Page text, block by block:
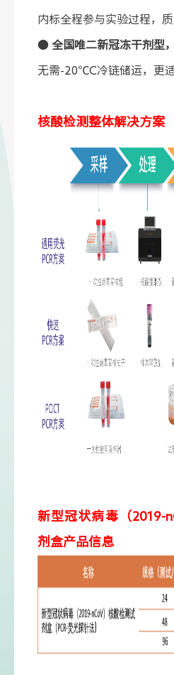
内标全程参与实验过程，质
● 全国唯二新冠冻干剂型
无需-20℃C冷链储运，更适
核酸检测整体解决方案
新型冠状病毒（2019-
剂盒产品信息